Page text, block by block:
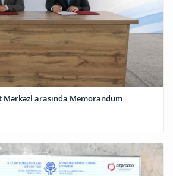
Mərkəzi arasında Memorandum